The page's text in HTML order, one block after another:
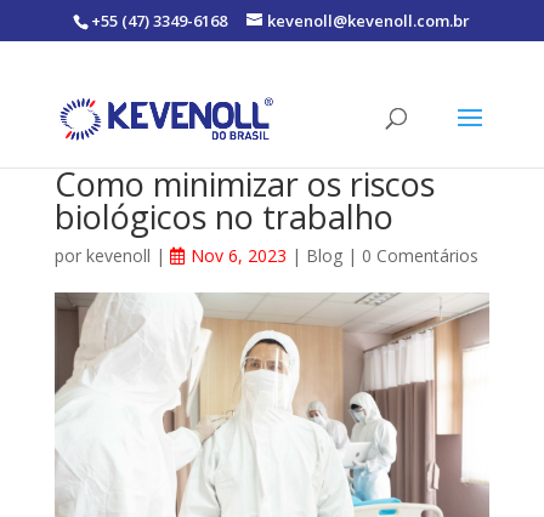
+55 (47) 3349-6168 kevenoll@kevenoll.com.br
Como minimizar os riscos
biológicos no trabalho
por kevenoll | Nov 6, 2023 | Blog| 0 Comentários